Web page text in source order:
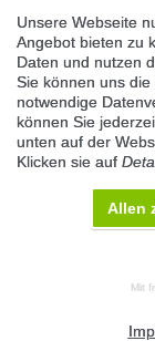
Datenschutz
Unsere Webseite
Angebot bieten zu
Daten und nutzen
Sie können uns
notwendige
können Sie
unten auf der
Klicken sie auf
Allen
Mit